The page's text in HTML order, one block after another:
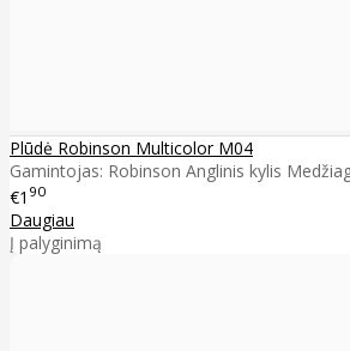
Plūdė Robinson Multicolor M04
Gamintojas: Robinson Anglinis kylis
€1 90
Daugiau
Į palyginimą